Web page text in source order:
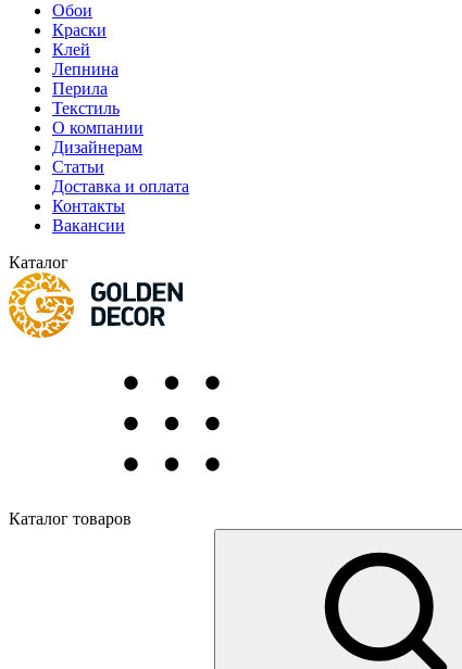
Обои
Краски
Клей
Лепнина
Перила
Текстиль
О компании
Дизайнерам
Статьи
Доставка и оплата
Контакты
Вакансии
Каталог
Каталог товаров